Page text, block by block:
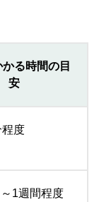
る時間の目
安
度
1週間程度